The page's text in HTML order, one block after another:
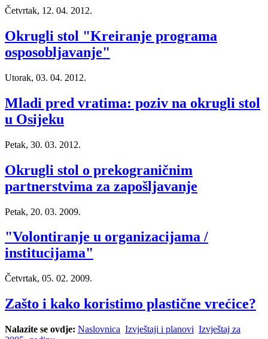
Četvrtak, 12. 04. 2012.
Okrugli stol "Kreiranje programa
osposobljavanje"
Utorak, 03. 04. 2012.
Mladi pred vratima: poziv na okrugli stol
u Osijeku
Petak, 30. 03. 2012.
Okrugli stol o prekograničnim
partnerstvima za zapošljavanje
Petak, 20. 03. 2009.
"Volontiranje u organizacijama /
institucijama"
Četvrtak, 05. 02. 2009.
Zašto i kako koristimo plastične vrećice?
Nalazite se ovdje: Naslovnica Izvještaji i planovi Izvještaj za